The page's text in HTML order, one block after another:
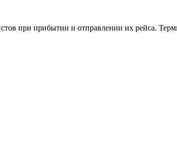
при прибытии и отправлении их рейса.